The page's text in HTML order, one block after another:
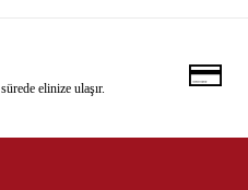
elinize ulaşır.